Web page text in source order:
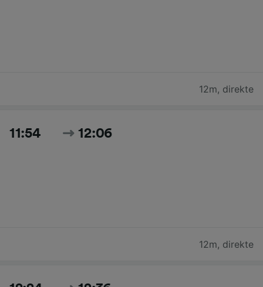
12m, direkte
11:54 12:06
12m, direkte